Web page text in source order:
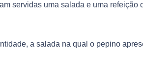
servidas uma salada e uma refeição
a salada na qual o pepino